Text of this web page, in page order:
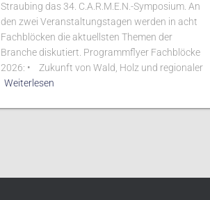
Straubing das 34. C.A.R.M.E.N.-Symposium. An
den zwei Veranstaltungstagen werden in acht
Fachblöcken die aktuellsten Themen der
Branche diskutiert. Programmflyer Fachblöcke
2026: • Zukunft von Wald, Holz und regionaler
Weiterlesen